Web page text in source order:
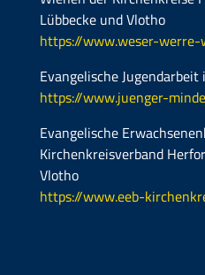
Lübbecke und Vlotho
https://www.weser-werre-
Evangelische
https://www.juenger-
Evangelische
Kirchenkreisverband
Vlotho
https://www.eeb-